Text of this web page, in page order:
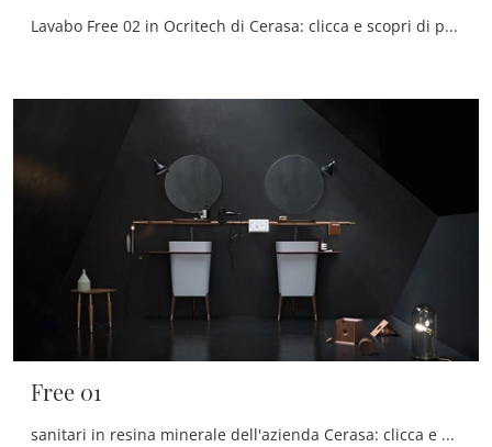
Lavabo Free 02 in Ocritech di Cerasa: clicca e scopri di più su sanitari in acrilico e elementi accessori della marca.
Free 01
sanitari in resina minerale dell'azienda Cerasa: clicca e scopri l'arredo bagno design Free 01 per il bagno di casa.